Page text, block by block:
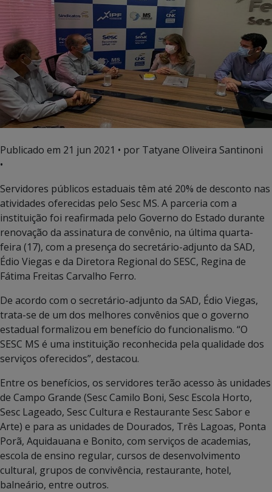
Publicado em 21 jun 2021 • por Tatyane Oliveira Santinoni
•
Servidores públicos estaduais têm até 20% de desconto nas
atividades oferecidas pelo Sesc MS. A parceria com a
instituição foi reafirmada pelo Governo do Estado durante
renovação da assinatura de convênio, na última quarta-
feira (17), com a presença do secretário-adjunto da SAD,
Édio Viegas e da Diretora Regional do SESC, Regina de
Fátima Freitas Carvalho Ferro.
De acordo com o secretário-adjunto da SAD, Édio Viegas,
trata-se de um dos melhores convênios que o governo
estadual formalizou em benefício do funcionalismo. “O
SESC MS é uma instituição reconhecida pela qualidade dos
serviços oferecidos”, destacou.
Entre os benefícios, os servidores terão acesso às unidades
de Campo Grande (Sesc Camilo Boni, Sesc Escola Horto,
Sesc Lageado, Sesc Cultura e Restaurante Sesc Sabor e
Arte) e para as unidades de Dourados, Três Lagoas, Ponta
Porã, Aquidauana e Bonito, com serviços de academias,
escola de ensino regular, cursos de desenvolvimento
cultural, grupos de convivência, restaurante, hotel,
balneário, entre outros.